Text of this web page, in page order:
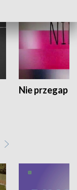
Nie przegap